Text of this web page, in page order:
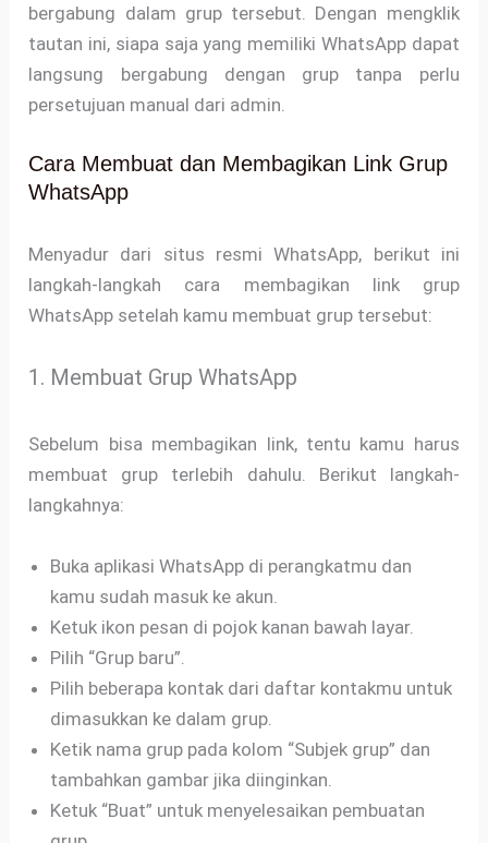
bergabung dalam grup tersebut. Dengan mengklik
tautan ini, siapa saja yang memiliki WhatsApp dapat
langsung bergabung dengan grup tanpa perlu
persetujuan manual dari admin.
Cara Membuat dan Membagikan Link Grup
WhatsApp
Menyadur dari situs resmi WhatsApp, berikut ini
langkah-langkah cara membagikan link grup
WhatsApp setelah kamu membuat grup tersebut:
1. Membuat Grup WhatsApp
Sebelum bisa membagikan link, tentu kamu harus
membuat grup terlebih dahulu. Berikut langkah-
langkahnya:
Buka aplikasi WhatsApp di perangkatmu dan
kamu sudah masuk ke akun.
Ketuk ikon pesan di pojok kanan bawah layar.
Pilih “Grup baru”.
Pilih beberapa kontak dari daftar kontakmu untuk
dimasukkan ke dalam grup.
Ketik nama grup pada kolom “Subjek grup” dan
tambahkan gambar jika diinginkan.
Ketuk “Buat” untuk menyelesaikan pembuatan